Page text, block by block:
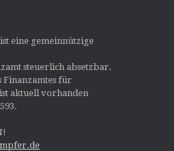
ist eine gemeinnützige
steuerlich absetzbar.
Finanzamtes für
aktuell vorhanden